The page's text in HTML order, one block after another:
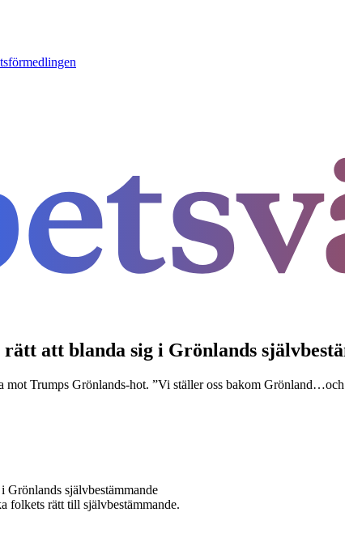
att blanda sig i Grönlands
Trumps Grönlands-hot. ”Vi ställer oss bakom
folkets rätt till självbestämmande.